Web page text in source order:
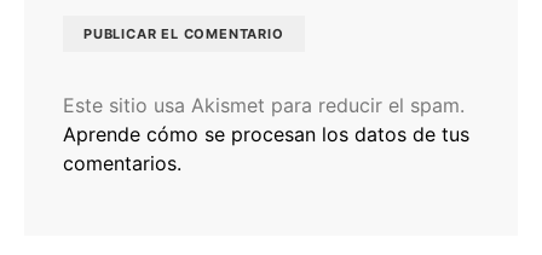
Este sitio usa Akismet para reducir el spam.
Aprende cómo se procesan los datos de tus
comentarios.